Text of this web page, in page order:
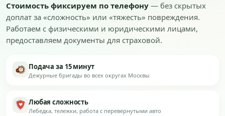
Стоимость фиксируем по телефону — без скрытых
доплат за «сложность» или «тяжесть» повреждения.
Работаем с физическими и юридическими лицами,
предоставляем документы для страховой.
Подача за 15 минут
Дежурные бригады во всех округах Москвы
Любая сложность
Лебедка, тележки, работа с перевернутыми авто